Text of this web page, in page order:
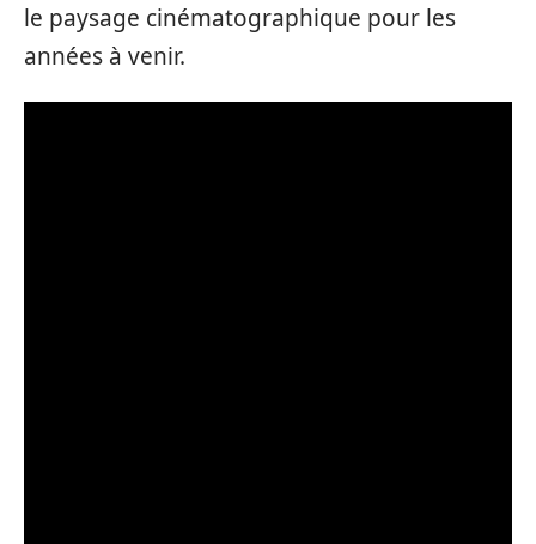
le paysage cinématographique pour les
années à venir.